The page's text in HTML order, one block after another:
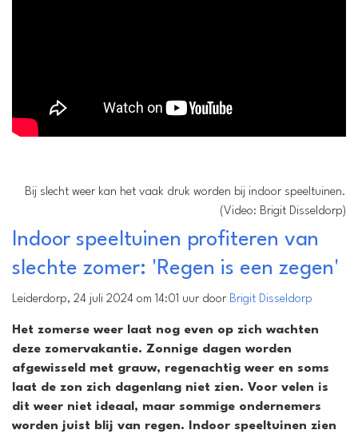
Bij slecht weer kan het vaak druk worden bij indoor speeltuinen.
(Video: Brigit Disseldorp)
Indoor speeltuinen profiteren van
slechte zomer: 'Regen is een zegen'
Leiderdorp, 24 juli 2024 om 14:01 uur door Brigit Disseldorp
Het zomerse weer laat nog even op zich wachten
deze zomervakantie. Zonnige dagen worden
afgewisseld met grauw, regenachtig weer en soms
laat de zon zich dagenlang niet zien. Voor velen is
dit weer niet ideaal, maar sommige ondernemers
worden juist blij van regen. Indoor speeltuinen zien